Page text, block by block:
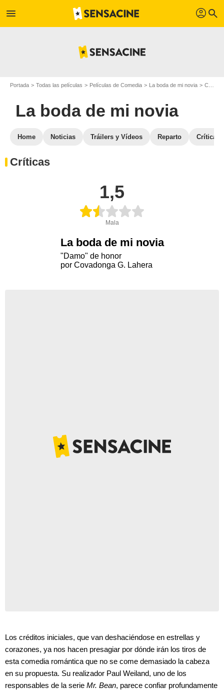
menu profil search
Portada Todas las películas Películas de Comedia La boda de mi novia Críticas de La boda de mi novia
La boda de mi novia
Home Noticias Tráilers y Vídeos Reparto Críticas
Críticas
1,5
Mala
La boda de mi novia
"Damo" de honor
por Covadonga G. Lahera
Los créditos iniciales, que van deshaciéndose en estrellas y
corazones, ya nos hacen presagiar por dónde irán los tiros de
esta comedia romántica que no se come demasiado la cabeza
en su propuesta. Su realizador Paul Weiland, uno de los
responsables de la serie Mr. Bean, parece confiar profundamente